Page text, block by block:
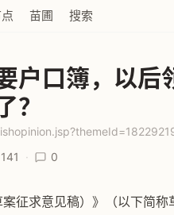
苗圃 搜索
户口簿，以后
？
141 · 0
征求意见稿）》（以下简